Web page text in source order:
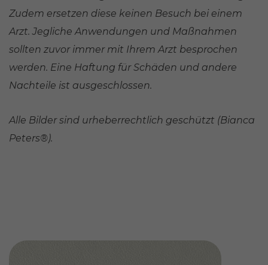
Zudem ersetzen diese keinen Besuch bei einem
Arzt. Jegliche Anwendungen und Maßnahmen
sollten zuvor immer mit Ihrem Arzt besprochen
werden. Eine Haftung für Schäden und andere
Nachteile ist ausgeschlossen.
Alle Bilder sind urheberrechtlich geschützt (Bianca
Peters®).